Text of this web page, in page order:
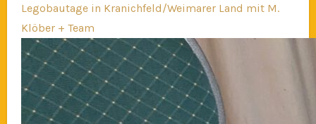
Legobautage in Kranichfeld/Weimarer Land mit M.
Klöber + Team